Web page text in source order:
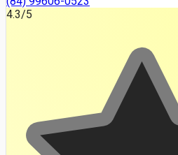
4.3/5